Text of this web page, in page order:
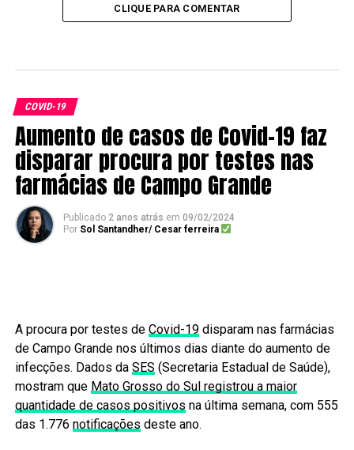
CLIQUE PARA COMENTAR
COVID-19
Aumento de casos de Covid-19 faz
disparar procura por testes nas
farmácias de Campo Grande
Publicado 2 anos atrás em 09/02/2024
Por Sol Santandher/ Cesar ferreira
A procura por testes de Covid-19disparam nas farmácias
de Campo Grande nos últimos dias diante do aumento de
infecções. Dados da SES (Secretaria Estadual de Saúde),
mostram que Mato Grosso do Sul registrou a maior
quantidade de casos positivos na última semana, com 555
das 1.776 notificações deste ano.